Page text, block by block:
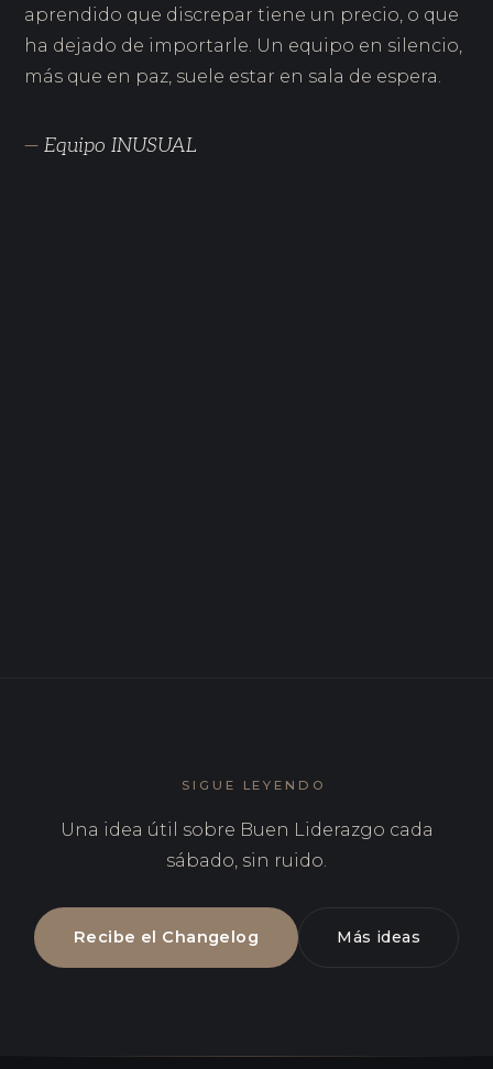
aprendido que discrepar tiene un precio, o que
ha dejado de importarle. Un equipo en silencio,
más que en paz, suele estar en sala de espera.
— Equipo INUSUAL
SIGUE LEYENDO
Una idea útil sobre Buen Liderazgo cada
sábado, sin ruido.
Recibe el Changelog Más ideas